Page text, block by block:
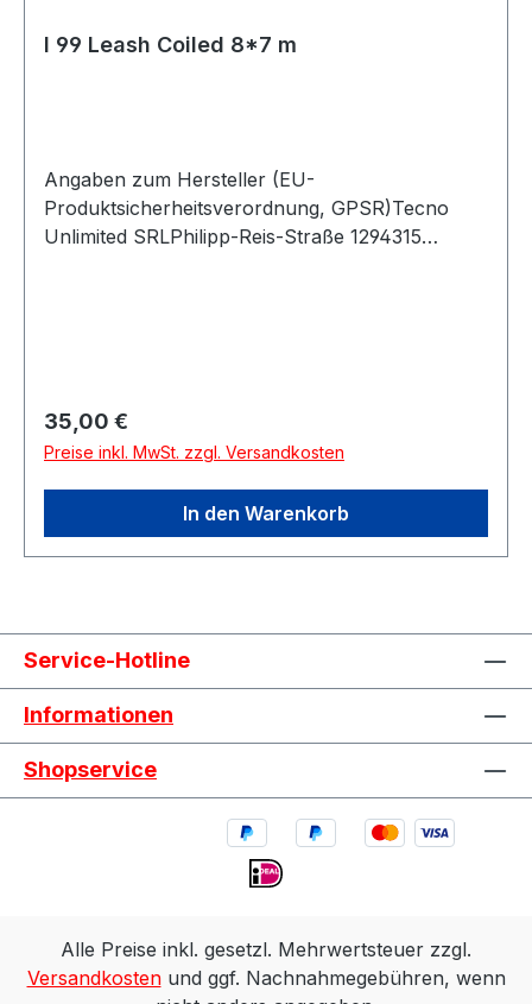
I 99 Leash Coiled 8*7 m
Angaben zum Hersteller (EU-
Produktsicherheitsverordnung, GPSR)Tecno
Unlimited SRLPhilipp-Reis-Straße 1294315
Regulärer Preis:
35,00 €
Preise inkl. MwSt. zzgl. Versandkosten
In den Warenkorb
Service-Hotline
Informationen
Shopservice
Alle Preise inkl. gesetzl. Mehrwertsteuer zzgl.
Versandkostenund ggf. Nachnahmegebühren, wenn